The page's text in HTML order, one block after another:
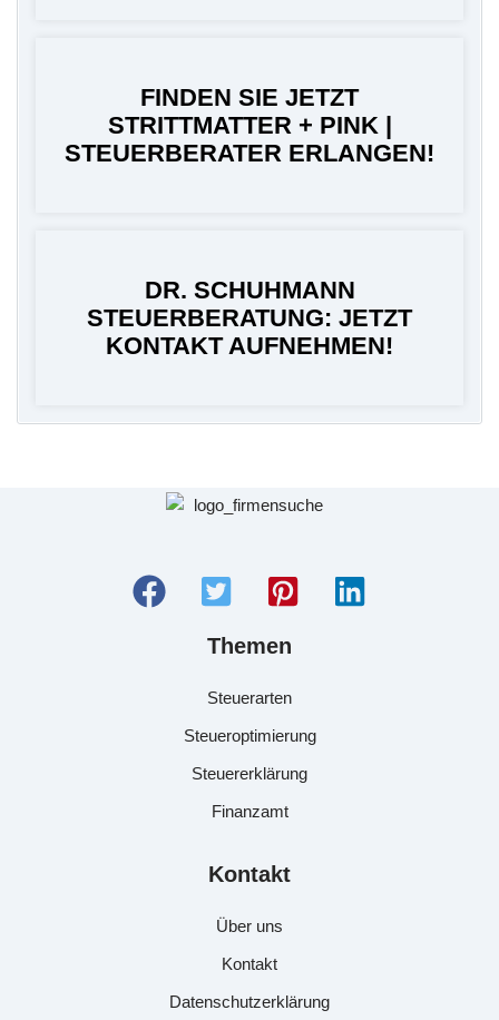
FINDEN SIE JETZT
STRITTMATTER + PINK |
STEUERBERATER ERLANGEN!
DR. SCHUHMANN
STEUERBERATUNG: JETZT
KONTAKT AUFNEHMEN!
Themen
Steuerarten
Steueroptimierung
Steuererklärung
Finanzamt
Kontakt
Über uns
Kontakt
Datenschutzerklärung